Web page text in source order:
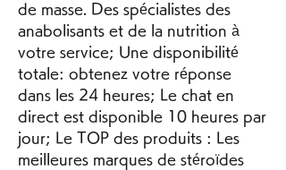
de masse. Des spécialistes des
anabolisants et de la nutrition à
votre service; Une disponibilité
totale: obtenez votre réponse
dans les 24 heures; Le chat en
direct est disponible 10 heures par
jour; Le TOP des produits : Les
meilleures marques de stéroïdes